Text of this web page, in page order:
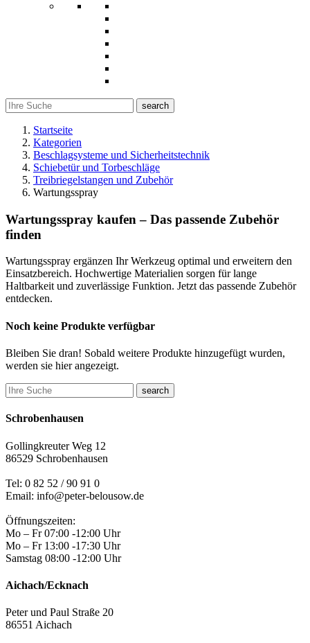
search
Startseite
Kategorien
Beschlagsysteme und Sicherheitstechnik
Schiebetür und Torbeschläge
Treibriegelstangen und Zubehör
Wartungsspray
Wartungsspray kaufen – Das passende Zubehör
finden
Wartungsspray ergänzen Ihr Werkzeug optimal und erweitern den
Einsatzbereich. Hochwertige Materialien sorgen für lange
Haltbarkeit und zuverlässige Funktion. Jetzt das passende Zubehör
entdecken.
Noch keine Produkte verfügbar
Bleiben Sie dran! Sobald weitere Produkte hinzugefügt wurden,
werden sie hier angezeigt.
search
Schrobenhausen
Gollingkreuter Weg 12
86529 Schrobenhausen
Tel: 0 82 52 / 90 91 0
Email: info@peter-belousow.de
Öffnungszeiten:
Mo – Fr 07:00 -12:00 Uhr
Mo – Fr 13:00 -17:30 Uhr
Samstag 08:00 -12:00 Uhr
Aichach/Ecknach
Peter und Paul Straße 20
86551 Aichach